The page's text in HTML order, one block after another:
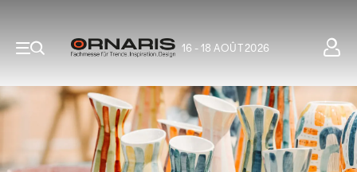
16 - 18 AOÛT 2026